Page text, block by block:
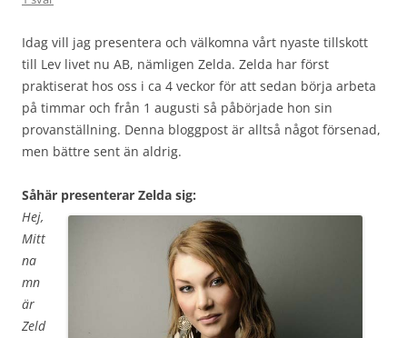
Idag vill jag presentera och välkomna vårt nyaste tillskott
till Lev livet nu AB, nämligen Zelda. Zelda har först
praktiserat hos oss i ca 4 veckor för att sedan börja arbeta
på timmar och från 1 augusti så påbörjade hon sin
provanställning. Denna bloggpost är alltså något försenad,
men bättre sent än aldrig.
Såhär presenterar Zelda sig:
Hej,
Mitt
na
mn
är
Zeld